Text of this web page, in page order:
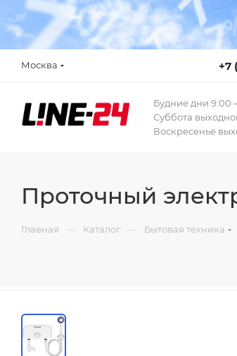
Москва +7
Будние дни 9:00
Суббота
Воскресенье
Проточный
Главная — Каталог — Бытовая техника